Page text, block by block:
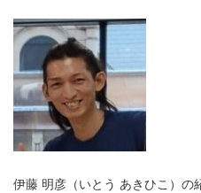
伊藤 明彦（いとう あきひこ）の